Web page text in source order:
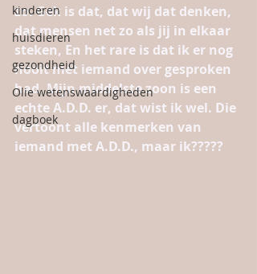
kinderen
huisdieren
gezondheid
Olie wetenswaardigheden
dagboek
zo. Gek is dat, dat wij dat denken,
dat mensen net zo als jij in elkaar
steken, En het rare is dat ik er nog
nooit met iemand over gesproken
had. Mijn middelste zoon is een
echte A.D.D. er, dat wist ik wel. Die
vertoont alle kenmerken van
iemand met A.D.D., maar ik?????